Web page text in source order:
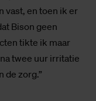
vast, en toen ik er
Bison geen
tikte ik maar
twee uur irritatie
de zorg.”